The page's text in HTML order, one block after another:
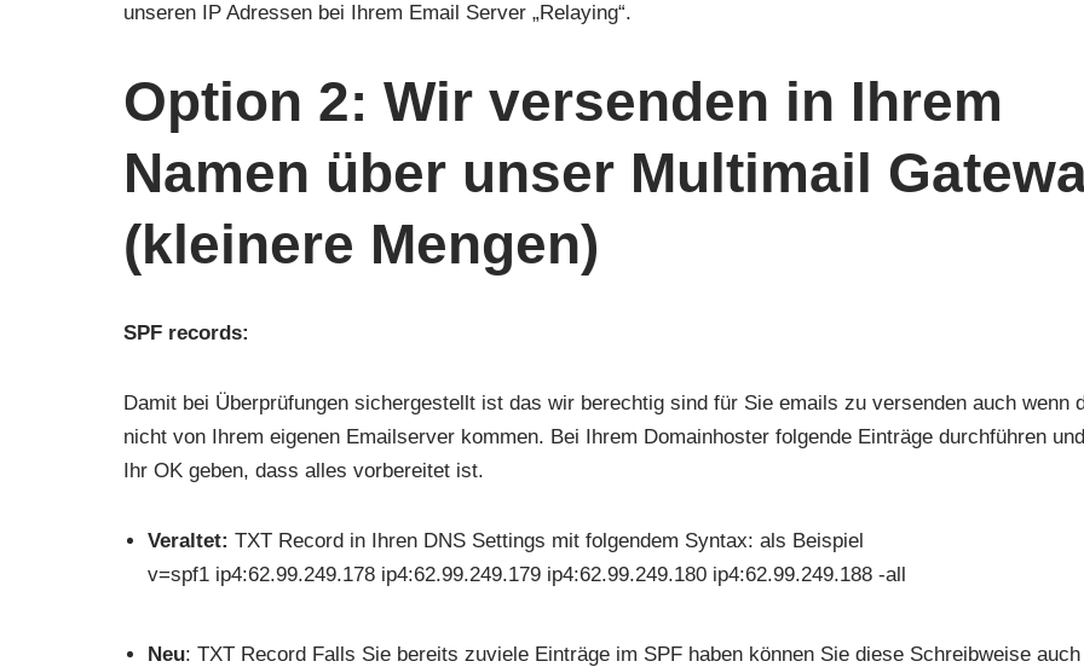
unseren IP Adressen bei Ihrem Email Server „Relaying“.
Option 2: Wir versenden in Ihrem
Namen über unser Multimail
(kleinere Mengen)
SPF records:
Damit bei Überprüfungen sichergestellt ist das wir berechtig sind für Sie emails zu versenden auch wenn
nicht von Ihrem eigenen Emailserver kommen. Bei Ihrem Domainhoster folgende Einträge durchführen
Ihr OK geben, dass alles vorbereitet ist.
Veraltet: TXT Record in Ihren DNS Settings mit folgendem Syntax: als Beispiel
v=spf1 ip4:62.99.249.178 ip4:62.99.249.179 ip4:62.99.249.180 ip4:62.99.249.188 -all
Neu: TXT Record Falls Sie bereits zuviele Einträge im SPF haben können Sie diese Schreibweise auch